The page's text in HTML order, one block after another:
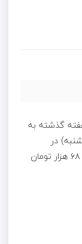
گذشته به
در
معاملات مرکز مبادله با کاهش مواجه شد و به ۶۸ هزار تومان